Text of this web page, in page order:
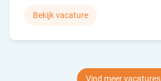
Bekijk vacature
Vind meer vacatures